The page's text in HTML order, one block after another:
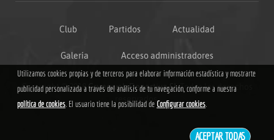
Club Partidos Actualidad
Galería Acceso administradores
Copyright © 2018 Grupoweb Deportiva SL.Todos los derechos
reservados.
Utilizamos cookies propias y de terceros para elaborar información estadística y mostrarte
publicidad personalizada a través del análisis de tu navegación, conforme a nuestra
política de cookies. El usuario tiene la posibilidad de Configurar cookies.
ACEPTAR TODAS